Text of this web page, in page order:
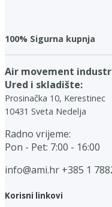
100% Sigurna kupnja
Air movement
Ured i skladište:
Prosinačka 10, Kerestinec
10431 Sveta Nedelja
Radno vrijeme:
Pon - Pet: 7:00 - 16:00
info@ami.hr +385 1
Korisni linkovi